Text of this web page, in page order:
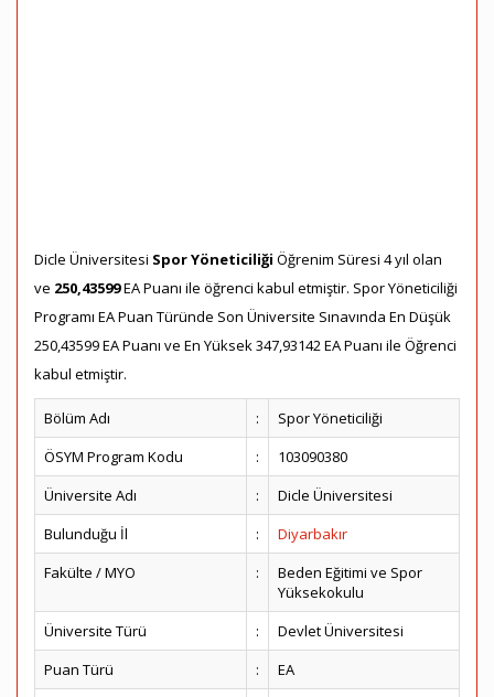
Dicle Üniversitesi Spor Yöneticiliği Öğrenim Süresi 4 yıl olan
ve 250,43599EA Puanı ile öğrenci kabul etmiştir. Spor Yöneticiliği
Programı EA Puan Türünde Son Üniversite Sınavında En Düşük
250,43599 EA Puanı ve En Yüksek 347,93142 EA Puanı ile Öğrenci
kabul etmiştir.
Bölüm Adı :
Spor Yöneticiliği
ÖSYM Program Kodu
:
103090380
Üniversite Adı
:
Dicle Üniversitesi
Bulunduğu İl
:
Diyarbakır
Fakülte / MYO
:
Beden Eğitimi ve Spor
Yüksekokulu
Üniversite Türü
:
Devlet Üniversitesi
Puan Türü
:
EA